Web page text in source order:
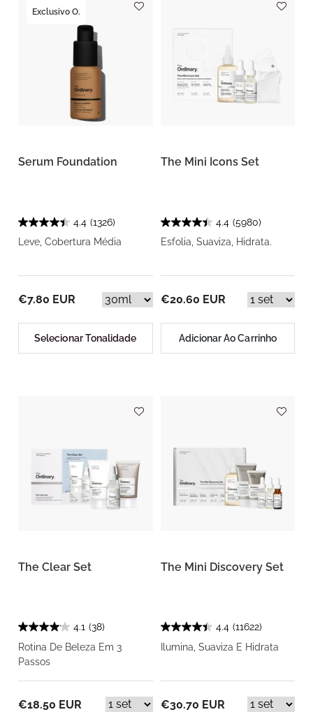
Exclusivo O.
Serum Foundation
4.4 (1326)
Leve, Cobertura Média
€7.80 EUR
Selecionar Tonalidade
The Mini Icons Set
4.4 (5980)
Esfolia, Suaviza, Hidrata.
€20.60 EUR
Adicionar Ao Carrinho
The Clear Set
4.1 (38)
Rotina De Beleza Em 3
Passos
€18.50 EUR
The Mini Discovery Set
4.4 (11622)
Ilumina, Suaviza E Hidrata
€30.70 EUR